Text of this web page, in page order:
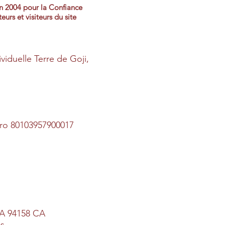
2004 pour la Confiance
et visiteurs du site
Terre de Goji,
80103957900017
94158 CA